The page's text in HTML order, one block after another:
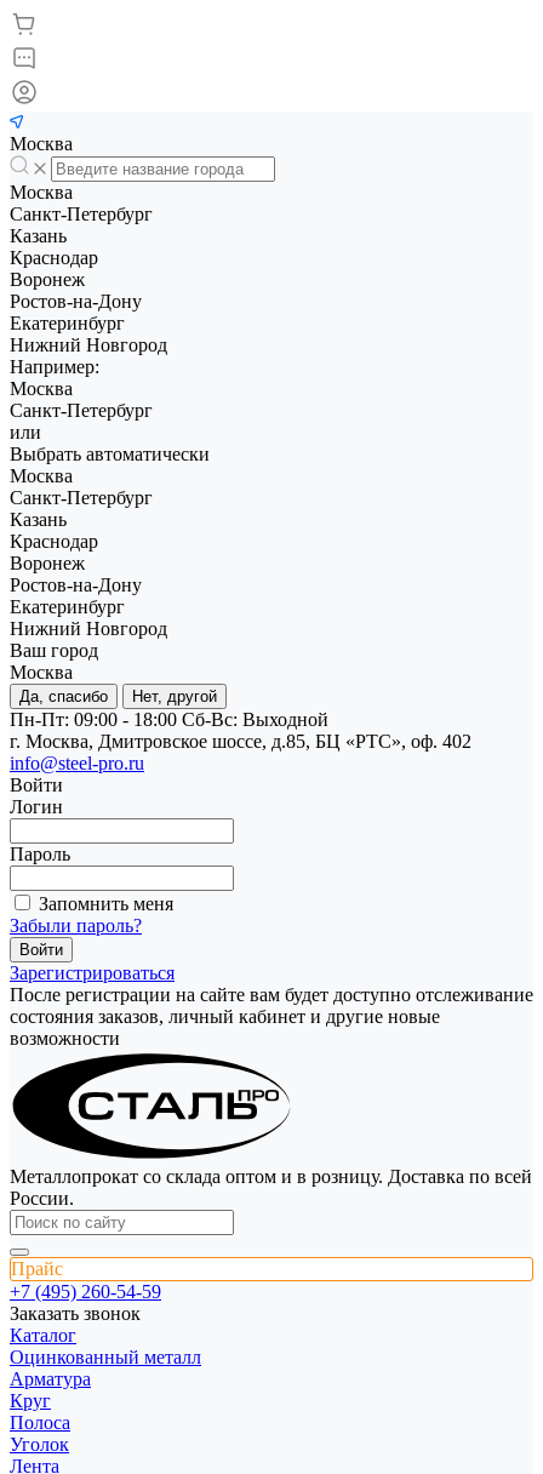
Москва
Москва
Санкт-Петербург
Казань
Краснодар
Воронеж
Ростов-на-Дону
Екатеринбург
Нижний Новгород
Например:
Москва
Санкт-Петербург
или
Выбрать автоматически
Москва
Санкт-Петербург
Казань
Краснодар
Воронеж
Ростов-на-Дону
Екатеринбург
Нижний Новгород
Ваш город
Москва
Да, спасибо Нет, другой
Пн-Пт: 09:00 - 18:00 Cб-Вс: Выходной
г. Москва, Дмитровское шоссе, д.85, БЦ «РТС», оф. 402
info@steel-pro.ru
Войти
Логин
Пароль
Запомнить меня
Забыли пароль?
Зарегистрироваться
После регистрации на сайте вам будет доступно отслеживание
состояния заказов, личный кабинет и другие новые
возможности
Металлопрокат со склада оптом и в розницу. Доставка по всей
России.
Прайс
+7 (495) 260-54-59
Заказать звонок
Каталог
Оцинкованный металл
Арматура
Круг
Полоса
Уголок
Лента